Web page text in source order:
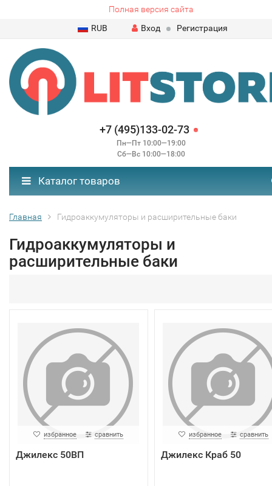
Полная версия сайта
RUB
Вход Регистрация
+7 (495)133-02-73
Пн—Пт 10:00—19:00
Сб—Вс 10:00—18:00
Каталог товаров
Главная Гидроаккумуляторы и расширительные баки
Гидроаккумуляторы и
расширительные баки
избранное сравнить
Джилекс 50ВП
избранное сравнить
Джилекс Краб 50